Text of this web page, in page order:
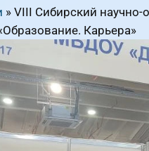
»VIII Сибирский
Карьера»